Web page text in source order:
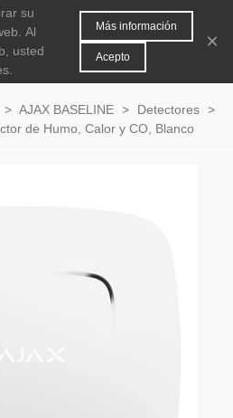
0
> AJAX BASELINE > Detectores >
de Humo, Calor y CO, Blanco
su
Al
usted
Más información
Acepto
×